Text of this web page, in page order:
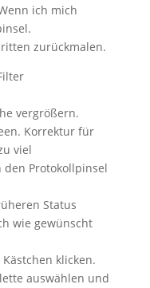
ich mich
zurückmalen.
vergrößern.
Korrektur für
viel
den Protokollpinsel
Status
wie gewünscht
klicken.
auswählen und